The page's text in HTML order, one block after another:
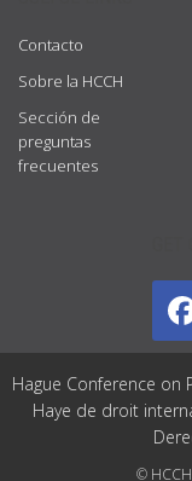
Contacto
Sobre la HCCH
Sección de
preguntas
frecuentes
Hague Conference on
Haye de droit
©